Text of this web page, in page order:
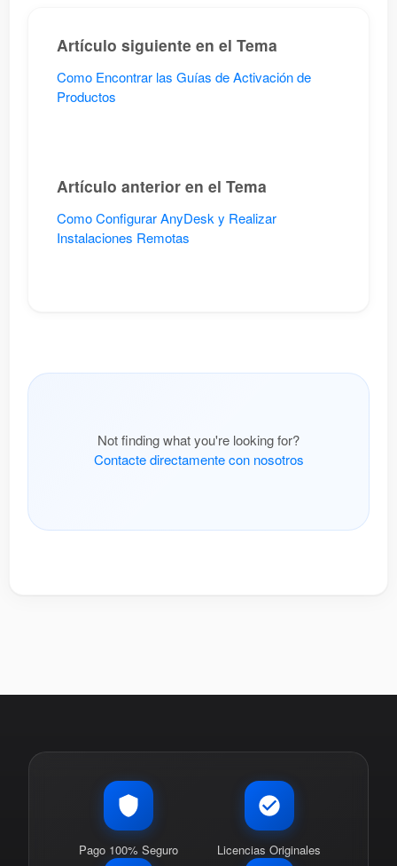
Artículo siguiente en el Tema
Como Encontrar las Guías de Activación de
Productos
Artículo anterior en el Tema
Como Configurar AnyDesk y Realizar
Instalaciones Remotas
Not finding what you're looking for?
Contacte directamente con nosotros
Pago 100% Seguro Licencias Originales